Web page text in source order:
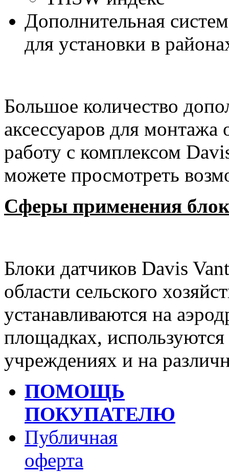
Дополнительная
для установки в
Большое количество
аксессуаров для
работу с комплексом
можете просмотреть
Сферы применения
Блоки датчиков Davis
области сельского
устанавливаются на
площадках,
учреждениях и на
ПОМОЩЬ
ПОКУПАТЕЛЮ
Публичная
оферта